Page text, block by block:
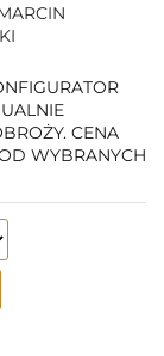
CENA
WYBRANYCH